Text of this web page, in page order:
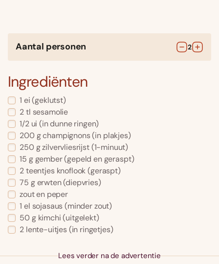
Aantal personen 2
Ingrediënten
1 ei(geklutst)
2tl sesamolie
1/2 ui (in dunne ringen)
200 gchampignons(in plakjes)
250 gzilvervliesrijst(1-minuut)
15 g gember(gepeld en geraspt)
2teentjes knoflook(geraspt)
75 g erwten(diepvries)
zout en peper
1 el sojasaus(minder zout)
50 g kimchi(uitgelekt)
2 lente-uitjes(in ringetjes)
Lees verder na de advertentie